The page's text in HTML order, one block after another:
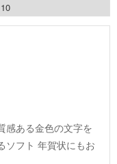
感ある金色の文字を
ソフト 年賀状にもお